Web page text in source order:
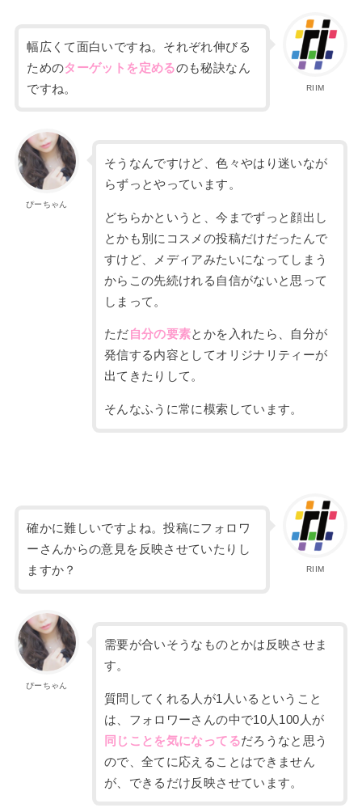
RIIM
幅広くて面白いですね。それぞれ伸びる
ためのターゲットを定めるのも秘訣なん
ですね。
ぴーちゃん
そうなんですけど、色々やはり迷いなが
らずっとやっています。
どちらかというと、今 までずっと顔出し
とかも別にコスメの投稿だけだったんで
すけど、メディアみたいになってしまう
から この先続けれる自信がないと思って
しまって 。
ただ自分の要素とかを入れたら、自分が
発信する内容としてオリジナリティーが
出てきたりして。
そんなふうに常に模索しています。
RIIM
確かに難しいですよね。投稿にフォロワ
ーさんからの意見を反映させていたりし
ますか？
ぴーちゃん
需要が合いそうなものとかは反映させま
す。
質問してくれる人が1 人いるということ
は、フォロワーさんの中で10人 100 人が
同じことを気になってるだろうなと思う
ので、全てに応えることはできません
が、できるだけ反映させています。